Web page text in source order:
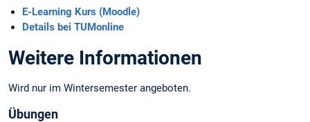
E-Learning Kurs (Moodle)
Details bei TUMonline
Weitere Informationen
Wird nur im Wintersemester angeboten.
Übungen